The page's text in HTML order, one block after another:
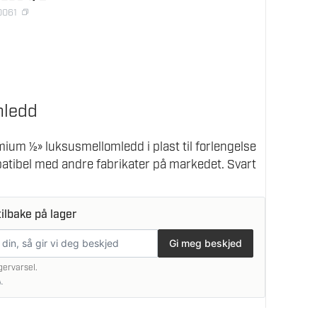
½» luksusmellomledd i plast til forlengelse
med andre fabrikater på markedet. Svart
på lager
Gi meg beskjed